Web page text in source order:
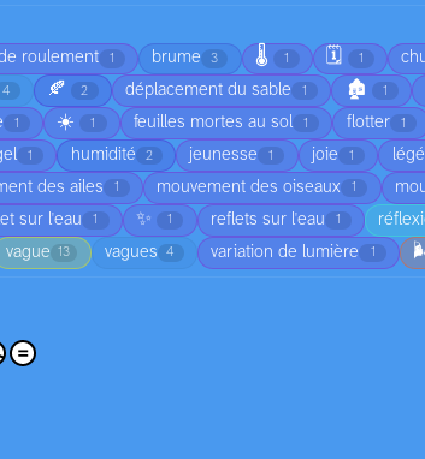
roulement 1 brume 3 🌡️ 1 🗓️ 1
4 🍂 2 déplacement du sable 1 🏚️ 1
1 ☀️ 1 feuilles mortes au sol 1 flotter 1
1 humidité 2 jeunesse 1 joie 1
des ailes 1 mouvement des oiseaux 1
sur l'eau 1 ✨ 1 reflets sur l'eau 1
vague 13 vagues 4 variation de lumière 1